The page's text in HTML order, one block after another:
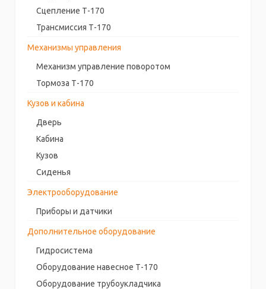
Сцепление Т-170
Трансмиссия Т-170
Механизмы управления
Механизм управление поворотом
Тормоза Т-170
Кузов и кабина
Дверь
Кабина
Кузов
Сиденья
Электрооборудование
Приборы и датчики
Дополнительное оборудование
Гидросистема
Оборудование навесное Т-170
Оборудование трубоукладчика